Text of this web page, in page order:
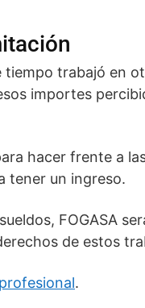
tiempo trabajó en
importes
hacer frente a
tener un ingreso.
FOGASA
de estos
.